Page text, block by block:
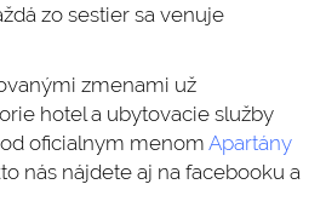
zo sestier sa venuje
zmenami už
hotel a ubytovacie služby
oficialnym menom Apartány
nás nájdete aj na facebooku a